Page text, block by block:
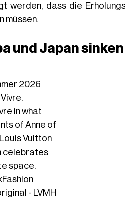
werden, dass die
müssen.
und Japan sinken
2026
in what
of Anne of
Vuitton
celebrates
space.
- LVMH